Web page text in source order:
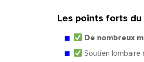
Les points forts
De nombreux
Soutien lombaire